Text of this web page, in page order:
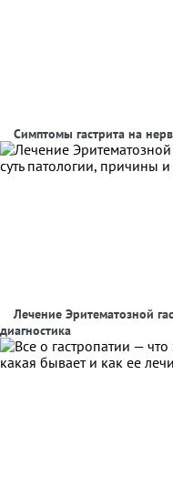
Симптомы гастрита на
Лечение Эритематозной
диагностика